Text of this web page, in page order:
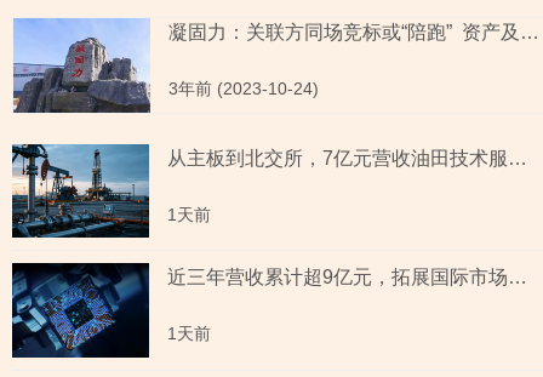
凝固力：关联方同场竞标或“陪跑” 资产及业务独立性之忧齐上演
3年前 (2023-10-24)
从主板到北交所，7亿元营收油田技术服务商两次撤单，募投项目必要性与核心技术竞争力遭“拷问”
1天前
近三年营收累计超9亿元，拓展国际市场背后外销收入合计六百余万元，辅导期间参与高校牵头的重点研发项目，大客户股东或与该高校人员“同名”
1天前